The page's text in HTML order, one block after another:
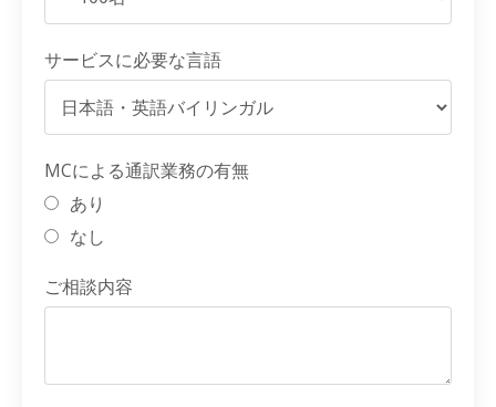
サービスに必要な言語
MCによる通訳業務の有無
あり
なし
ご相談内容